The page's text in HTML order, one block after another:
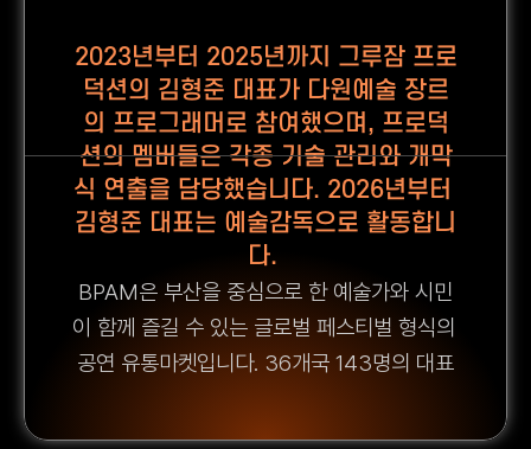
2023년부터 2025년까지 그루잠 프로
덕션의 김형준 대표가 다원예술 장르
의 프로그래머로 참여했으며, 프로덕
션의 멤버들은 각종 기술 관리와 개막
식 연출을 담당했습니다. 2026년부터
김형준 대표는 예술감독으로 활동합니
다.
BPAM은 부산을 중심으로 한 예술가와 시민
이 함께 즐길 수 있는 글로벌 페스티벌 형식의
공연 유통마켓입니다. 36개국 143명의 대표
에도 다양한 작품과 거리예술 공연을 발굴할